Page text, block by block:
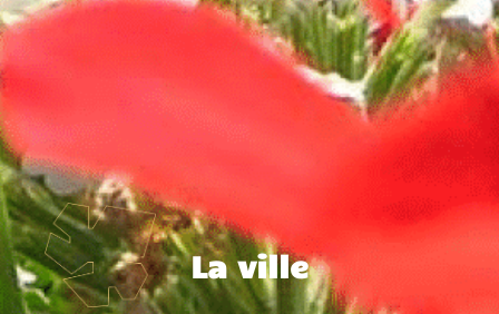
La ville